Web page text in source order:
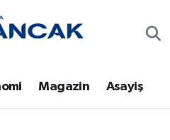
Magazin Asayiş
ve Fikstür